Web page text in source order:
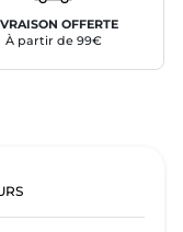
OFFERTE
À partir de 99€